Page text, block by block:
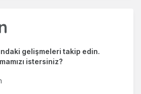
gelişmeleri takip edin.
istersiniz?